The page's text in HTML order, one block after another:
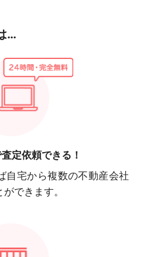
…
査定依頼できる！
自宅から複数の不動産会社
できます。